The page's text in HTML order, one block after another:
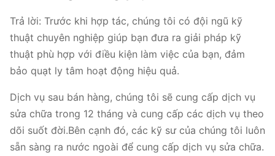
Trả lời: Trước khi hợp tác, chúng tôi có đội ngũ kỹ
thuật chuyên nghiệp giúp bạn đưa ra giải pháp kỹ
thuật phù hợp với điều kiện làm việc của bạn, đảm
bảo quạt ly tâm hoạt động hiệu quả.
Dịch vụ sau bán hàng, chúng tôi sẽ cung cấp dịch vụ
sửa chữa trong 12 tháng và cung cấp các dịch vụ theo
dõi suốt đời.Bên cạnh đó, các kỹ sư của chúng tôi luôn
sẵn sàng ra nước ngoài để cung cấp dịch vụ sửa chữa.